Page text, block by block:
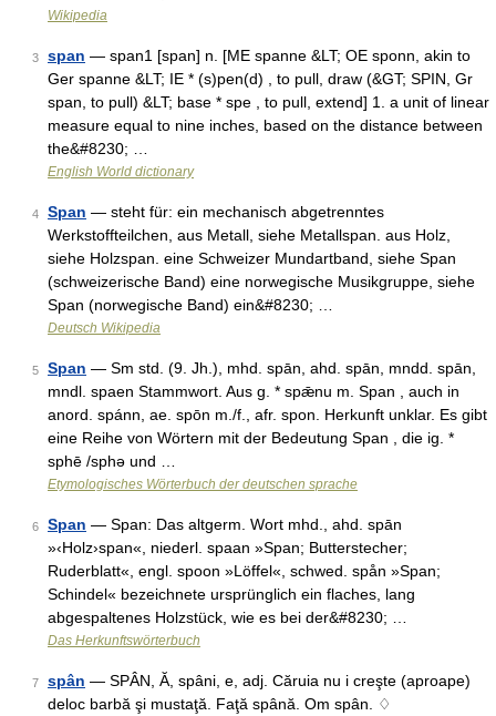
Wikipedia
3 span — span1 [span] n. [ME spanne &LT; OE sponn, akin to
Ger spanne &LT; IE * (s)pen(d) , to pull, draw (&GT; SPIN, Gr
span, to pull) &LT; base * spe , to pull, extend] 1. a unit of linear
measure equal to nine inches, based on the distance between
the&#8230; …
English World dictionary
4 Span — steht für: ein mechanisch abgetrenntes
Werkstoffteilchen, aus Metall, siehe Metallspan. aus Holz,
siehe Holzspan. eine Schweizer Mundartband, siehe Span
(schweizerische Band) eine norwegische Musikgruppe, siehe
Span (norwegische Band) ein&#8230; …
Deutsch Wikipedia
5 Span — Sm std. (9. Jh.), mhd. spān, ahd. spān, mndd. spān,
mndl. spaen Stammwort. Aus g. * spǣnu m. Span , auch in
anord. spánn, ae. spōn m./f., afr. spon. Herkunft unklar. Es gibt
eine Reihe von Wörtern mit der Bedeutung Span , die ig. *
sphē /sphə und …
Etymologisches Wörterbuch der deutschen sprache
6 Span — Span: Das altgerm. Wort mhd., ahd. spān
»‹Holz›span«, niederl. spaan »Span; Butterstecher;
Ruderblatt«, engl. spoon »Löffel«, schwed. spån »Span;
Schindel« bezeichnete ursprünglich ein flaches, lang
abgespaltenes Holzstück, wie es bei der&#8230; …
Das Herkunftswörterbuch
7 spân — SPÂN, Ă, spâni, e, adj. Căruia nu i creşte (aproape)
deloc barbă şi mustaţă. Faţă spână. Om spân. ♢